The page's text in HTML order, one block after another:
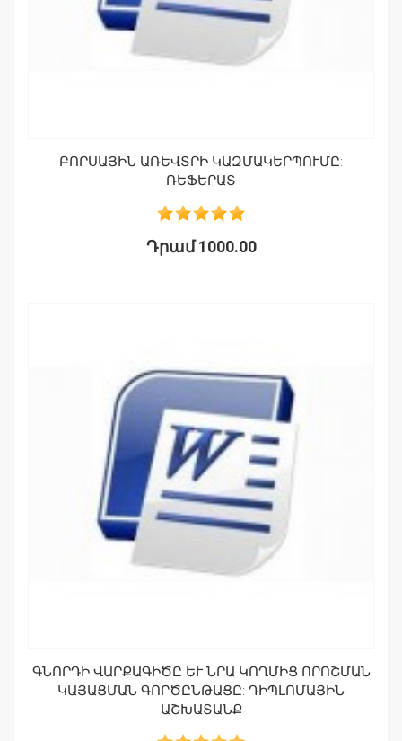
ԲՈՐՍԱՅԻՆ ԱՌԵՎՏՐԻ ԿԱԶՄԱԿԵՐՊՈՒՄԸ:
ՌԵՖԵՐԱՏ
Դրամ 1000.00
ԳՆՈՐԴԻ ՎԱՐՔԱԳԻԾԸ ԵՒ ՆՐԱ ԿՈՂՄԻՑ ՈՐՈՇՄԱՆ Կ
ԱՅԱՑՄԱՆ ԳՈՐԾԸՆԹԱՑԸ: ԴԻՊԼՈՄԱՅԻՆ Ա
ՇԽԱՏԱՆՔ